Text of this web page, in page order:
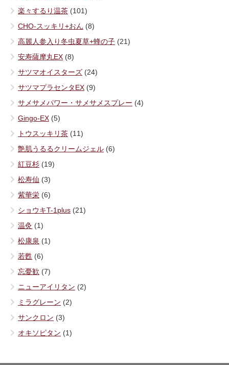
楽々するり温茶 (101)
CHO-スッキリ+おん (8)
高麗人参入り冬虫夏草+蜂の子 (21)
安寿薩摩丸EX (8)
サツマオイスターズ (24)
サツマプラセンタEX (9)
サメサメパワー・サメサメスプレー (4)
Gingo-EX (5)
トウスッキリ茶 (11)
艶肌うるるクリームジェル (6)
紅豆杉 (19)
松寿仙 (3)
紫華栄 (6)
ショウキT-1plus (21)
温灸 (1)
松康泉 (1)
若甦 (6)
忘憂歓 (7)
ニューアイリタン (2)
ミラグレーン (2)
サンクロン (3)
オキソピタン (1)